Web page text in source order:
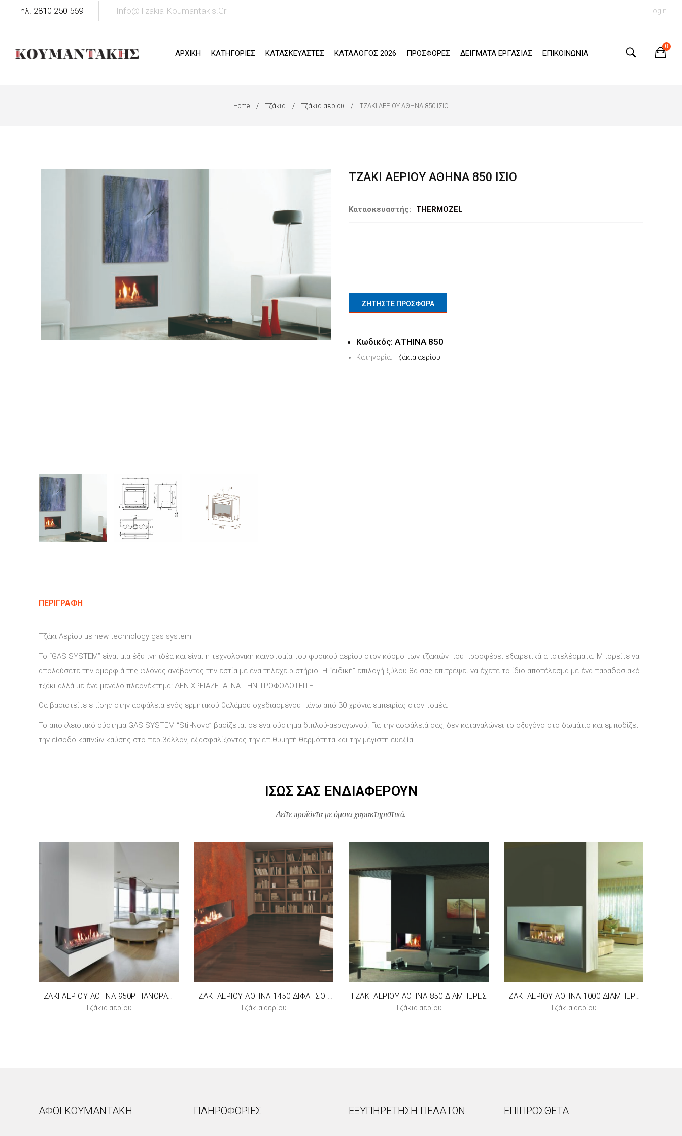
Τηλ. 2810 250 569 Info@tzakia-Koumantakis.gr Login
ΑΡΧΙΚΗ ΚΑΤΗΓΟΡΙΕΣ ΚΑΤΑΣΚΕΥΑΣΤΕΣ ΚΑΤΑΛΟΓΟΣ 2026 ΠΡΟΣΦΟΡΕΣ ΔΕΙΓΜΑΤΑ ΕΡΓΑΣΙΑΣ ΕΠΙΚΟΙΝΩΝΙΑ
0
Home Τζάκια Τζάκια αερίου ΤΖΑΚΙ ΑΕΡΙΟΥ ΑΘΗΝΑ 850 ΙΣΙΟ
ΤΖΑΚΙ ΑΕΡΙΟΥ ΑΘΗΝΑ 850 ΙΣΙΟ
Κατασκευαστής: THERMOZEL
ΖΗΤΗΣΤΕ ΠΡΟΣΦΟΡΑ
Κωδικός: ΑΤΗΙΝΑ 850
Κατηγορία: Τζάκια αερίου
ΠΕΡΙΓΡΑΦΉ
Τζάκι Αερίου με new technology gas system
Το “GAS SYSTEM” είναι μια έξυπνη ιδέα και είναι η τεχνολογική καινοτομία του φυσικού αερίου στον κόσμο των τζακιών που προσφέρει εξαιρετικά αποτελέσματα. Μπορείτε να
απολαύσετε την ομορφιά της φλόγας ανάβοντας την εστία με ένα τηλεχειριστήριο. Η “ειδική” επιλογή ξύλου θα σας επιτρέψει να έχετε το ίδιο αποτέλεσμα με ένα παραδοσιακό
τζάκι αλλά με ένα μεγάλο πλεονέκτημα: ΔΕΝ ΧΡΕΙΑΖΕΤΑΙ ΝΑ ΤΗΝ ΤΡΟΦΟΔΟΤΕΙΤΕ!
Θα βασιστείτε επίσης στην ασφάλεια ενός ερμητικού θαλάμου σχεδιασμένου πάνω από 30 χρόνια εμπειρίας στον τομέα.
Το αποκλειστικό σύστημα GAS SYSTEM “Stil-Novo” βασίζεται σε ένα σύστημα διπλού-αεραγωγού. Για την ασφάλειά σας, δεν καταναλώνει το οξυγόνο στο δωμάτιο και εμποδίζει
την είσοδο καπνών καύσης στο περιβάλλον, εξασφαλίζοντας την επιθυμητή θερμότητα και την μέγιστη ευεξία.
ΊΣΩΣ ΣΑΣ ΕΝΔΙΑΦΈΡΟΥΝ
Δείτε προϊόντα με όμοια χαρακτηριστικά.
Τζάκια αερίου
Τζάκια αερίου
ΤΖΑΚΙ ΑΕΡΙΟΥ ΑΘΗΝΑ 850 ΔΙΑΜΠΕΡΕΣ
Τζάκια αερίου
Τζάκια αερίου
ΑΦΟΙ ΚΟΥΜΑΝΤΑΚΗ ΠΛΗΡΟΦΟΡΊΕΣ ΕΞΥΠΗΡΈΤΗΣΗ ΠΕΛΑΤΏΝ ΕΠΙΠΡΌΣΘΕΤΑ